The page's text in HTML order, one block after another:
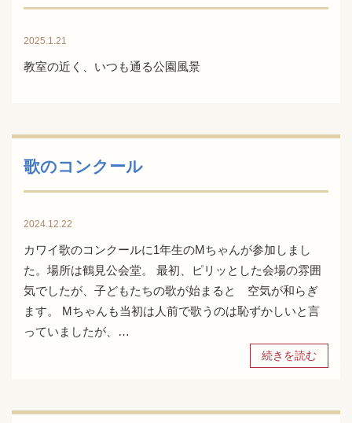
2025.1.21
教室の近く、いつも通る公園風景
歌のコンクール
2024.12.22
カワイ歌のコンクールに1年生のMちゃんが参加しまし
た。場所は鶴見公会堂。 最初、ピリッとした会場の雰囲
気でしたが、子どもたちの歌が始まると 空気が和らぎ
ます。 Mちゃんも当初は人前で歌うのは恥ずかしいと言
っていましたが、…
続きを読む